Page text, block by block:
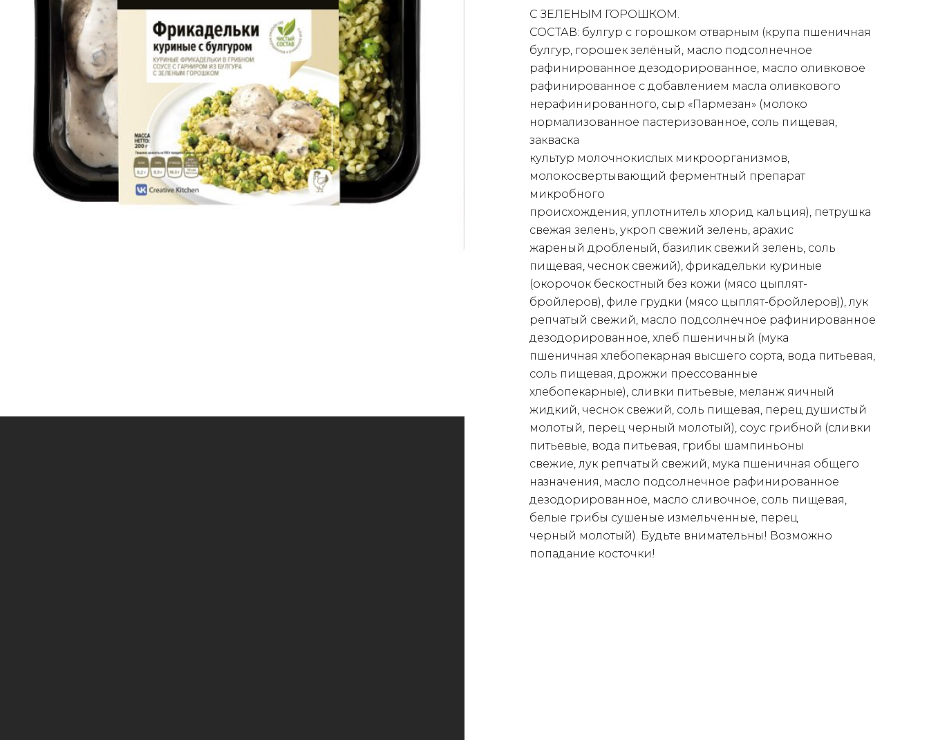
С ЗЕЛЕНЫМ ГОРОШКОМ.
СОСТАВ: булгур с горошком отварным (крупа пшеничная
булгур, горошек зелёный, масло подсолнечное
рафинированное дезодорированное, масло оливковое
рафинированное с добавлением масла оливкового
нерафинированного, сыр «Пармезан» (молоко
нормализованное пастеризованное, соль пищевая,
закваска
культур молочнокислых микроорганизмов,
молокосвертывающий ферментный препарат
микробного
происхождения, уплотнитель хлорид кальция), петрушка
свежая зелень, укроп свежий зелень, арахис
жареный дробленый, базилик свежий зелень, соль
пищевая, чеснок свежий), фрикадельки куриные
(окорочок бескостный без кожи (мясо цыплят-
бройлеров), филе грудки (мясо цыплят-бройлеров)), лук
репчатый свежий, масло подсолнечное рафинированное
дезодорированное, хлеб пшеничный (мука
пшеничная хлебопекарная высшего сорта, вода питьевая,
соль пищевая, дрожжи прессованные
хлебопекарные), сливки питьевые, меланж яичный
жидкий, чеснок свежий, соль пищевая, перец душистый
молотый, перец черный молотый), соус грибной (сливки
питьевые, вода питьевая, грибы шампиньоны
свежие, лук репчатый свежий, мука пшеничная общего
назначения, масло подсолнечное рафинированное
дезодорированное, масло сливочное, соль пищевая,
белые грибы сушеные измельченные, перец
черный молотый). Будьте внимательны! Возможно
попадание косточки!